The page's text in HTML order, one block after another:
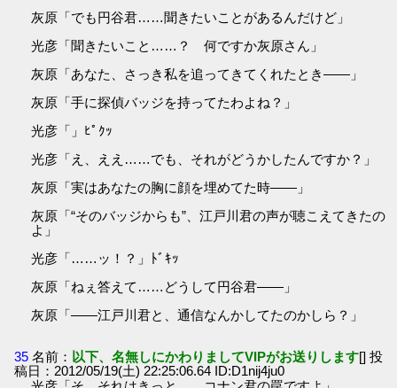
灰原「でも円谷君……聞きたいことがあるんだけど」
光彦「聞きたいこと……？ 何ですか灰原さん」
灰原「あなた、さっき私を追ってきてくれたとき――」
灰原「手に探偵バッジを持ってたわよね？」
光彦「」ﾋﾟｸｯ
光彦「え、ええ……でも、それがどうかしたんですか？」
灰原「実はあなたの胸に顔を埋めてた時――」
灰原「“そのバッジからも”、江戸川君の声が聴こえてきたの
よ」
光彦「……ッ！？」ﾄﾞｷｯ
灰原「ねぇ答えて……どうして円谷君――」
灰原「――江戸川君と、通信なんかしてたのかしら？」
35 名前： 以下、名無しにかわりましてVIPがお送りします[] 投
稿日：2012/05/19(土) 22:25:06.64 ID:D1nij4ju0